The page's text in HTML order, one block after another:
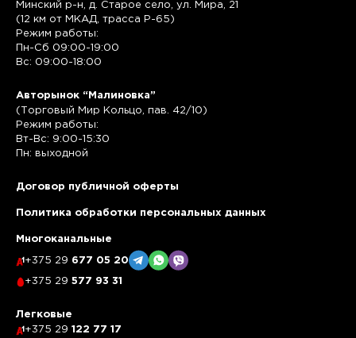
Минский р-н, д. Старое село, ул. Мира, 21
(12 км от МКАД, трасса P-65)
Режим работы:
Пн-Сб 09:00-19:00
Вс: 09:00-18:00
Авторынок “Малиновка”
(Торговый Мир Кольцо, пав. 42/10)
Режим работы:
Вт-Вс: 9:00-15:30
Пн: выходной
Договор публичной оферты
Политика обработки персональных данных
Многоканальные
+375 29 677 05 20
+375 29 577 93 31
Легковые
+375 29 122 77 17